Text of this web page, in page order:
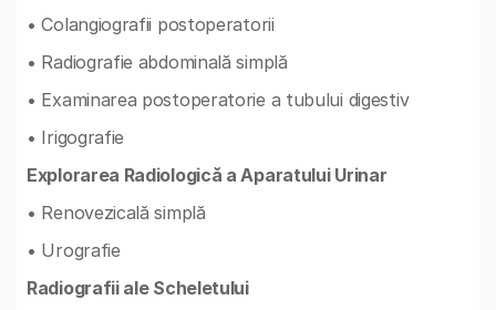
• Colangiografii postoperatorii
• Radiografie abdominală simplă
• Examinarea postoperatorie a tubului digestiv
• Irigografie
Explorarea Radiologică a Aparatului Urinar
• Renovezicală simplă
• Urografie
Radiografii ale Scheletului